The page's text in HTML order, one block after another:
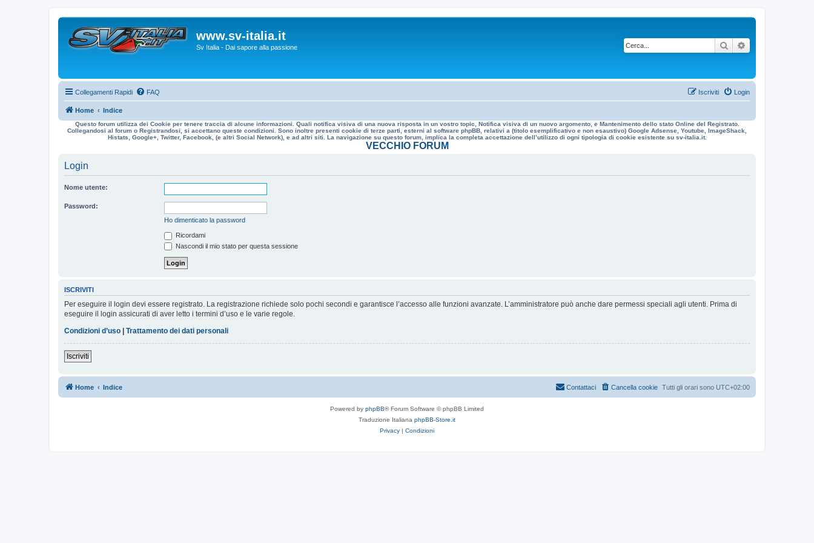
www.sv-italia.it
Sv Italia - Dai sapore alla passione Cerca
Collegamenti Rapidi FAQ Login
Iscriviti
Home Indice
Questo forum utilizza dei Cookie per tenere traccia di alcune informazioni. Quali notifica visiva di una nuova risposta in un vostro topic, Notifica visiva di un nuovo argomento, e Mantenimento dello stato Online del Registrato.
Collegandosi al forum o Registrandosi, si accettano queste condizioni. Sono inoltre presenti cookie di terze parti, esterni al software phpBB, relativi a (titolo esemplificativo e non esaustivo) Google Adsense, Youtube, ImageShack,
Histats, Google+, Twitter, Facebook, (e altri Social Network), e ad altri siti. La navigazione su questo forum, implica la completa accettazione dell’utilizzo di ogni tipologia di cookie esistente su sv-italia.it.
VECCHIO FORUM
Login
Nome utente:
Password:
Ho dimenticato la password
Ricordami
Nascondi il mio stato per questa sessione
ISCRIVITI
Per eseguire il login devi essere registrato. La registrazione richiede solo pochi secondi e garantisce l’accesso alle funzioni avanzate. L’amministratore può anche dare permessi speciali agli utenti. Prima di
eseguire il login assicurati di aver letto i termini d’uso e le varie regole.
Condizioni d’uso | Trattamento dei dati personali
Iscriviti
Home Indice Tutti gli orari sono UTC+02:00
Cancella cookie
Contattaci
Powered by phpBB® Forum Software © phpBB Limited
Traduzione Italiana phpBB-Store.it
Privacy | Condizioni